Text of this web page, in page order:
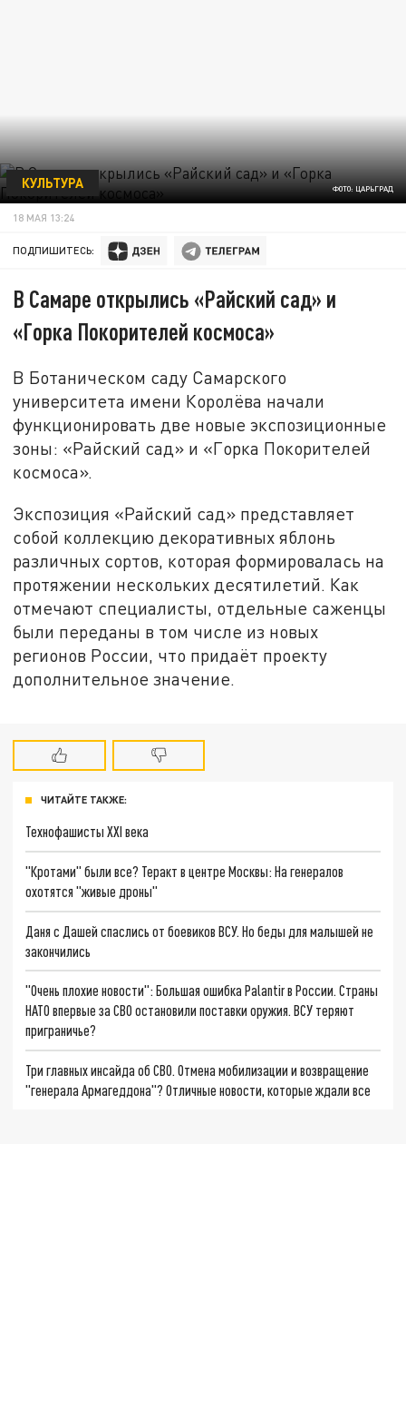
ФОТО: ЦАРЬГРАД
КУЛЬТУРА
18 МАЯ 13:24
ПОДПИШИТЕСЬ:
В Самаре открылись «Райский сад» и
«Горка Покорителей космоса»
В Ботаническом саду Самарского
университета имени Королёва начали
функционировать две новые экспозиционные
зоны: «Райский сад» и «Горка Покорителей
космоса».
Экспозиция «Райский сад» представляет
собой коллекцию декоративных яблонь
различных сортов, которая формировалась на
протяжении нескольких десятилетий. Как
отмечают специалисты, отдельные саженцы
были переданы в том числе из новых
регионов России, что придаёт проекту
дополнительное значение.
ЧИТАЙТЕ ТАКЖЕ:
Технофашисты XXI века
"Кротами" были все? Теракт в центре Москвы: На генералов
охотятся "живые дроны"
Даня с Дашей спаслись от боевиков ВСУ. Но беды для малышей не
закончились
"Очень плохие новости": Большая ошибка Palantir в России. Страны
НАТО впервые за СВО остановили поставки оружия. ВСУ теряют
приграничье?
Три главных инсайда об СВО. Отмена мобилизации и возвращение
"генерала Армагеддона"? Отличные новости, которые ждали все